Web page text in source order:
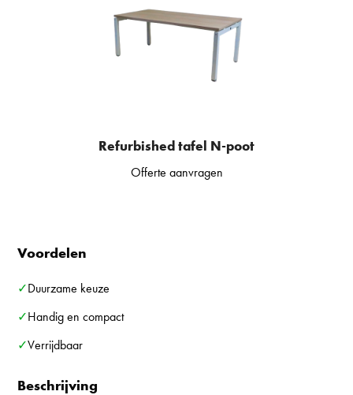
Refurbished tafel N-poot
Offerte aanvragen
Voordelen
✓Duurzame keuze
✓Handig en compact
✓Verrijdbaar
Beschrijving